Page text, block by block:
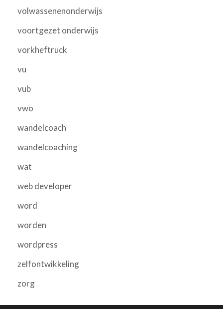
volwassenenonderwijs
voortgezet onderwijs
vorkheftruck
vu
vub
vwo
wandelcoach
wandelcoaching
wat
web developer
word
worden
wordpress
zelfontwikkeling
zorg